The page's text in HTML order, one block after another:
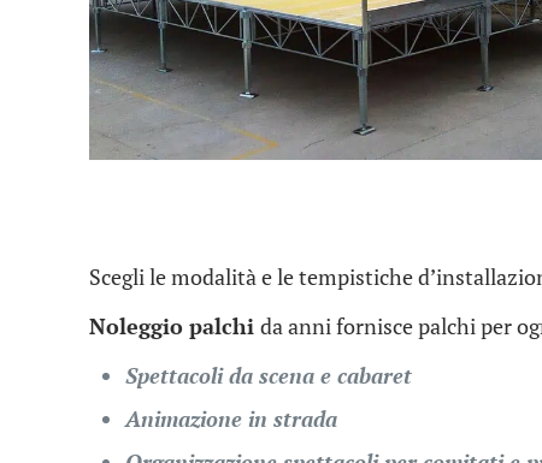
Scegli le modalità e le tempistiche
Noleggio palchida anni fornisce palchi per
Spettacoli da scena e cabaret
Animazione in strada